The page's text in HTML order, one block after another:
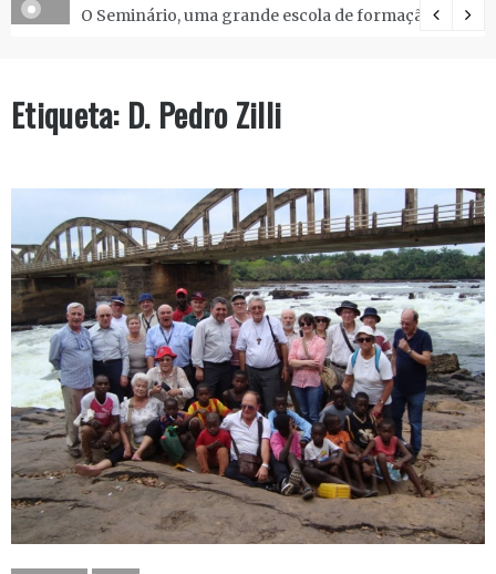
O Seminário, uma grande escola de formação.
Etiqueta: D. Pedro Zilli